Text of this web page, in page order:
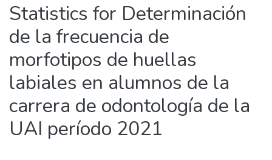
Statistics for Determinación
de la frecuencia de
morfotipos de huellas
labiales en alumnos de la
carrera de odontología de la
UAI período 2021